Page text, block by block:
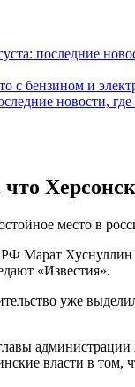
последние
с бензином и
новости,
место в
РФ Марат
«Известия».
уже
администрации
власти в том,